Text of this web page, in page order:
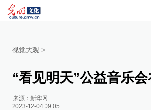
视觉大观 >
“看见明天”公益音乐
来源： 新华网
2023-12-04 09:05